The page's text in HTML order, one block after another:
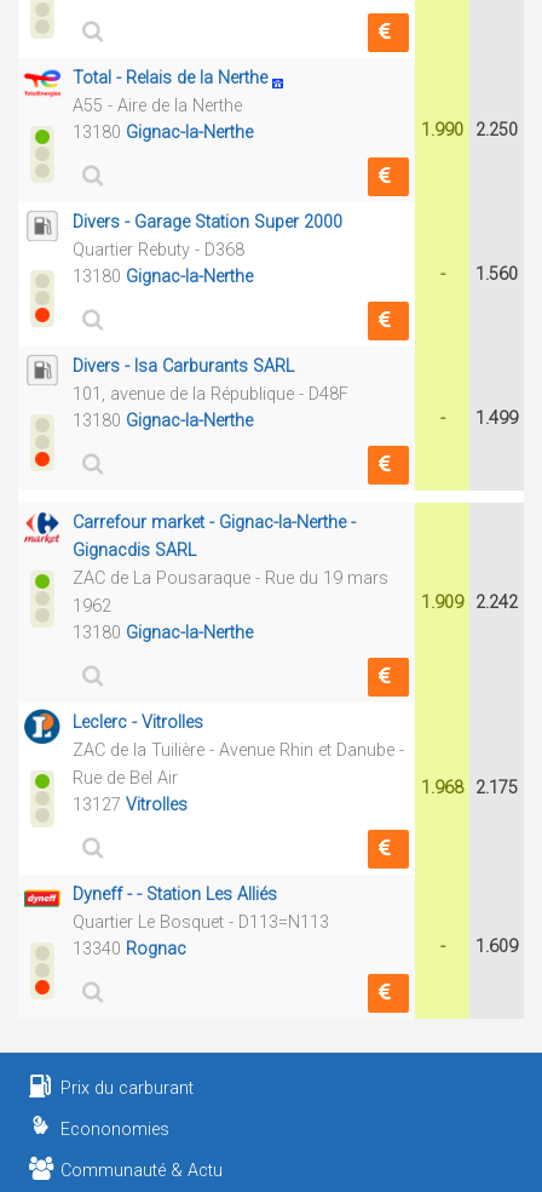
Total - Relais de la Nerthe
A55 - Aire de la Nerthe
13180 Gignac-la-Nerthe 1.990 2.250
Divers - Garage Station Super 2000
Quartier Rebuty - D368
13180 Gignac-la-Nerthe - 1.560
Divers - Isa Carburants SARL
101, avenue de la République - D48F
13180 Gignac-la-Nerthe - 1.499
Carrefour market - Gignac-la-Nerthe -
Gignacdis SARL
ZAC de La Pousaraque - Rue du 19 mars
1962
13180 Gignac-la-Nerthe
1.909 2.242
Leclerc - Vitrolles
ZAC de la Tuilière - Avenue Rhin et Danube -
Rue de Bel Air
13127 Vitrolles
1.968 2.175
Dyneff - - Station Les Alliés
Quartier Le Bosquet - D113=N113
13340 Rognac - 1.609
Prix du carburant
Econonomies
Communauté & Actu